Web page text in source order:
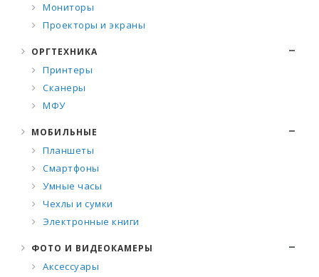
Мониторы
Проекторы и экраны
ОРГТЕХНИКА
Принтеры
Сканеры
МФУ
МОБИЛЬНЫЕ
Планшеты
Смартфоны
Умные часы
Чехлы и сумки
Электронные книги
ФОТО И ВИДЕОКАМЕРЫ
Аксессуары